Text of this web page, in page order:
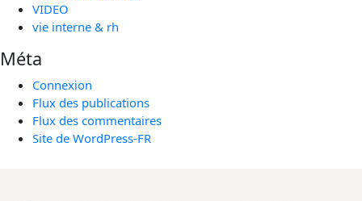
VIDEO
vie interne & rh
Méta
Connexion
Flux des publications
Flux des commentaires
Site de WordPress-FR